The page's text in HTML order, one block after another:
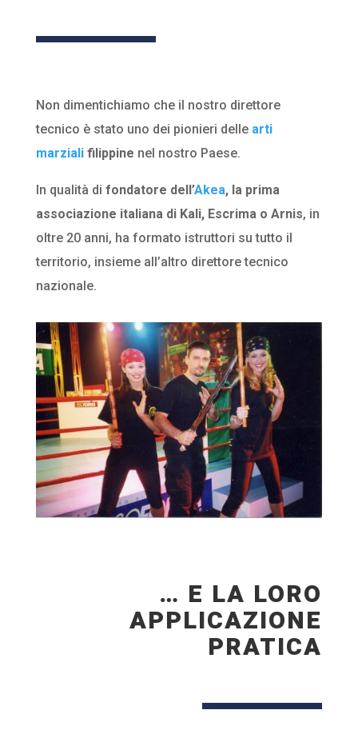
Non dimentichiamo che il nostro direttore
tecnico è stato uno dei pionieri delle arti
marziali filippine nel nostro Paese.
In qualità di fondatore dell’Akea, la prima
associazione italiana di Kali, Escrima o Arnis, in
oltre 20 anni, ha formato istruttori su tutto il
territorio, insieme all’altro direttore tecnico
nazionale.
… E LA LORO
APPLICAZIONE
PRATICA